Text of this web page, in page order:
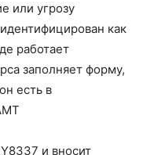
или угрозу
как
работает
заполняет форму,
есть в
и вносит